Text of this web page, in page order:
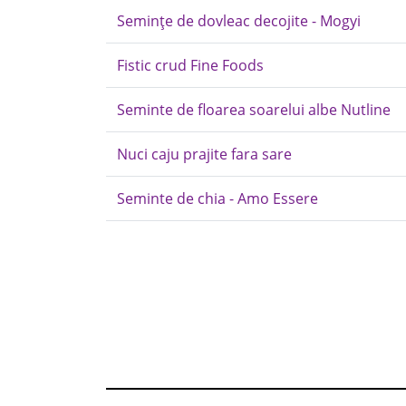
Semințe de dovleac decojite - Mogyi
Fistic crud Fine Foods
Seminte de floarea soarelui albe Nutline
Nuci caju prajite fara sare
Seminte de chia - Amo Essere